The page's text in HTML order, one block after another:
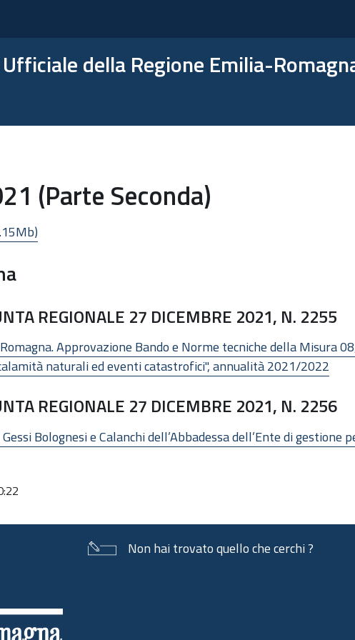
della Regione Emilia-
(Parte Seconda)
REGIONALE 27 DICEMBRE 2021, N. 2255
Approvazione Bando e Norme tecniche della Misura
naturali ed eventi catastrofici", annualità 2021/2022
REGIONALE 27 DICEMBRE 2021, N. 2256
Bolognesi e Calanchi dell’Abbadessa dell’Ente di
Non hai trovato quello che cerchi ?